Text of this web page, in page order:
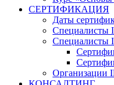
СЕРТИФИКАЦИЯ
Даты
Специалисты
Специалисты
Организации